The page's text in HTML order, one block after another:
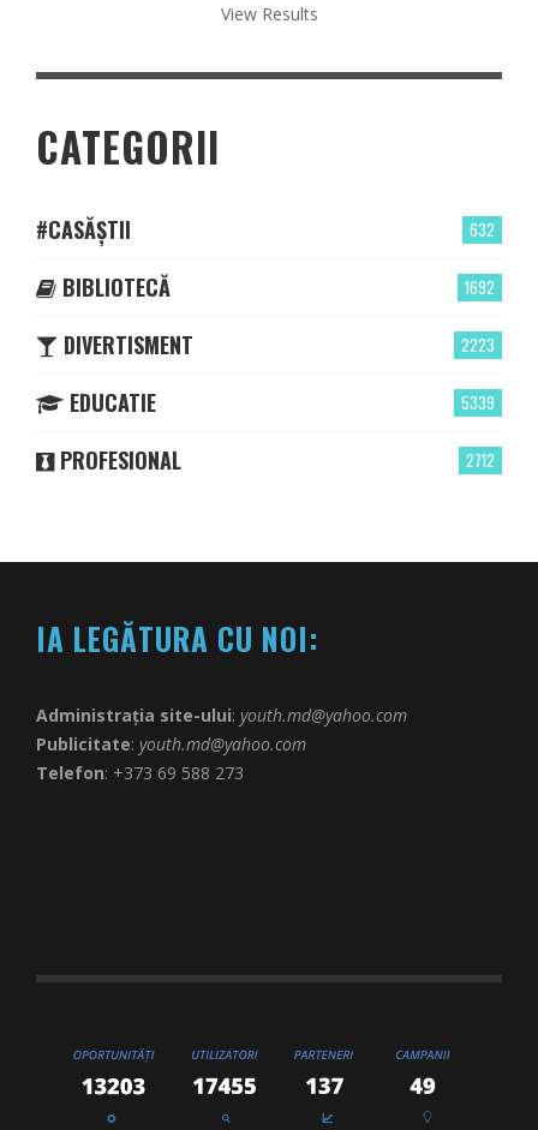
View Results
CATEGORII
632
#CASĂȘTII
1692
BIBLIOTECĂ
2223
DIVERTISMENT
5339
EDUCATIE
2712
PROFESIONAL
IA LEGĂTURA CU NOI:
Administrația site-ului: youth.md@yahoo.com
Publicitate: youth.md@yahoo.com
Telefon: +373 69 588 273